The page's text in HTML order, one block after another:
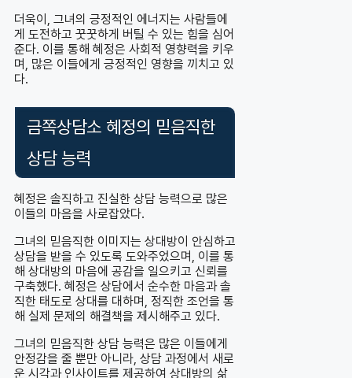
더욱이, 그녀의 긍정적인 에너지는 사람들에
게 도전하고 꿋꿋하게 버틸 수 있는 힘을 심어
준다. 이를 통해 혜정은 사회적 영향력을 키우
며, 많은 이들에게 긍정적인 영향을 끼치고 있
다.
금쪽상담소 혜정의 믿음직한
상담 능력
혜정은 솔직하고 진실한 상담 능력으로 많은
이들의 마음을 사로잡았다.
그녀의 믿음직한 이미지는 상대방이 안심하고
상담을 받을 수 있도록 도와주었으며, 이를 통
해 상대방의 마음에 공감을 일으키고 신뢰를
구축했다. 혜정은 상담에서 순수한 마음과 솔
직한 태도로 상대를 대하며, 정직한 조언을 통
해 실제 문제의 해결책을 제시해주고 있다.
그녀의 믿음직한 상담 능력은 많은 이들에게
안정감을 줄 뿐만 아니라, 상담 과정에서 새로
운 시각과 인사이트를 제공하여 상대방의 삶